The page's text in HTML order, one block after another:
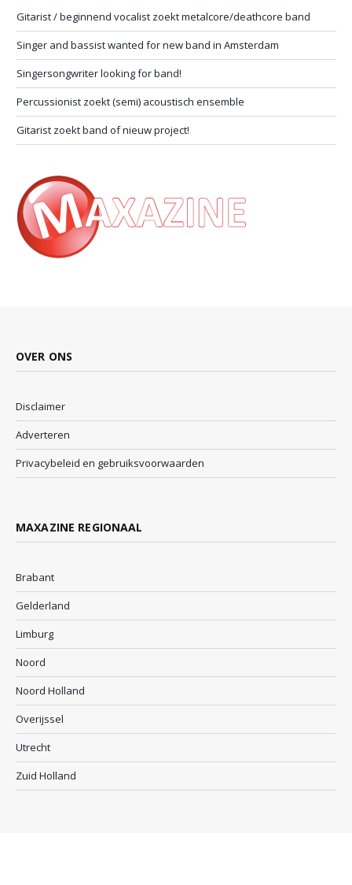
Gitarist / beginnend vocalist zoekt metalcore/deathcore band
Singer and bassist wanted for new band in Amsterdam
Singersongwriter looking for band!
Percussionist zoekt (semi) acoustisch ensemble
Gitarist zoekt band of nieuw project!
OVER ONS
Disclaimer
Adverteren
Privacybeleid en gebruiksvoorwaarden
MAXAZINE REGIONAAL
Brabant
Gelderland
Limburg
Noord
Noord Holland
Overijssel
Utrecht
Zuid Holland